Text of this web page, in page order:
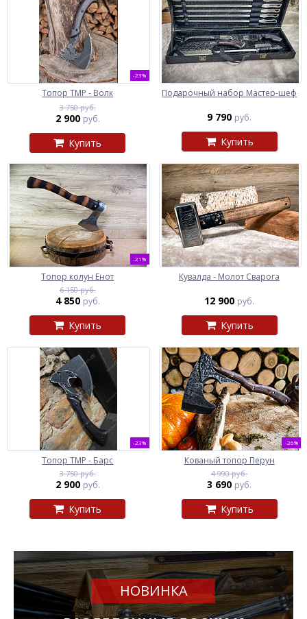
-23%
Топор ТМР - Волк
3 750 руб.
2 900 руб.
Купить
Подарочный набор Мастер-шеф
9 790 руб.
Купить
-21%
Топор колун Енот
6 150 руб.
4 850 руб.
Купить
Кувалда - Молот Сварога
12 900 руб.
Купить
-23%
Топор ТМР - Барс
3 750 руб.
2 900 руб.
Купить
-26%
Кованый топор Перун
4 990 руб.
3 690 руб.
Купить
НОВИНКА